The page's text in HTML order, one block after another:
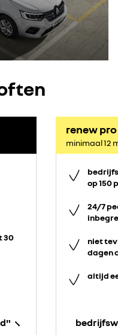
30
renew pro
minimaal 12
op 150
24/7
niet
dagen
altijd